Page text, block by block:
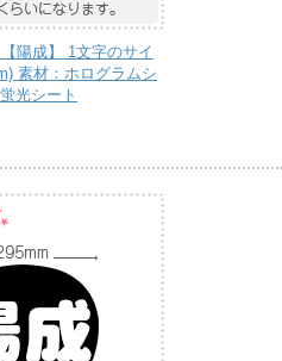
陽成】 1文字のサイ
素材：ホログラムシ
光シート